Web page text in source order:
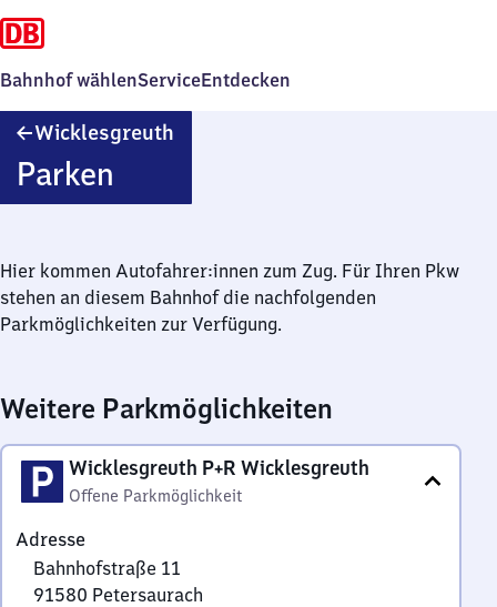
Bahnhof wählenServiceEntdecken
Wicklesgreuth
Parken
Hier kommen Autofahrer:innen zum Zug. Für Ihren Pkw
stehen an diesem Bahnhof die nachfolgenden
Parkmöglichkeiten zur Verfügung.
Weitere Parkmöglichkeiten
Wicklesgreuth P+R Wicklesgreuth
Offene Parkmöglichkeit
Adresse
Bahnhofstraße 11
91580 Petersaurach